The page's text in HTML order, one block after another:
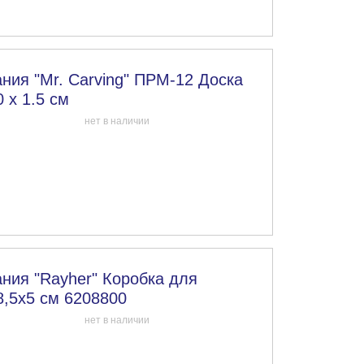
"Mr. Carving" ПРМ-12 Доска
х 1.5 см
нет в наличии
"Rayher" Коробка для
см 6208800
нет в наличии